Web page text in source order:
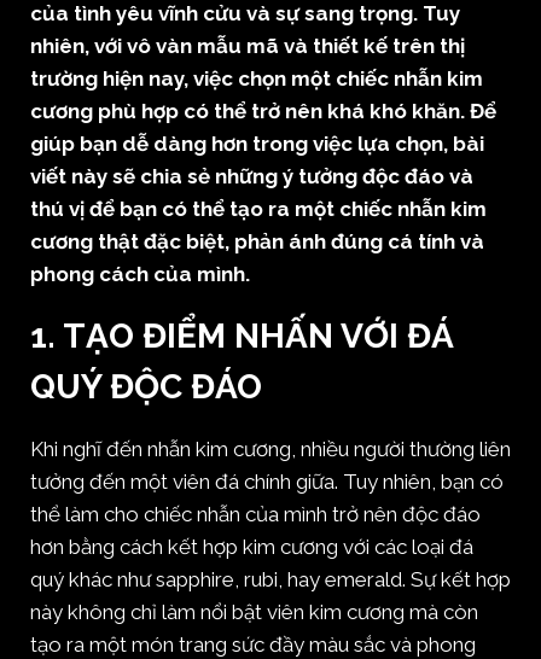
của tình yêu vĩnh cửu và sự sang trọng. Tuy
nhiên, với vô vàn mẫu mã và thiết kế trên thị
trường hiện nay, việc chọn một chiếc nhẫn kim
cương phù hợp có thể trở nên khá khó khăn. Để
giúp bạn dễ dàng hơn trong việc lựa chọn, bài
viết này sẽ chia sẻ những ý tưởng độc đáo và
thú vị để bạn có thể tạo ra một chiếc nhẫn kim
cương thật đặc biệt, phản ánh đúng cá tính và
phong cách của mình.
1. TẠO ĐIỂM NHẤN VỚI ĐÁ
QUÝ ĐỘC ĐÁO
Khi nghĩ đến nhẫn kim cương, nhiều người thường liên
tưởng đến một viên đá chính giữa. Tuy nhiên, bạn có
thể làm cho chiếc nhẫn của mình trở nên độc đáo
hơn bằng cách kết hợp kim cương với các loại đá
quý khác như sapphire, rubi, hay emerald. Sự kết hợp
này không chỉ làm nổi bật viên kim cương mà còn
tạo ra một món trang sức đầy màu sắc và phong